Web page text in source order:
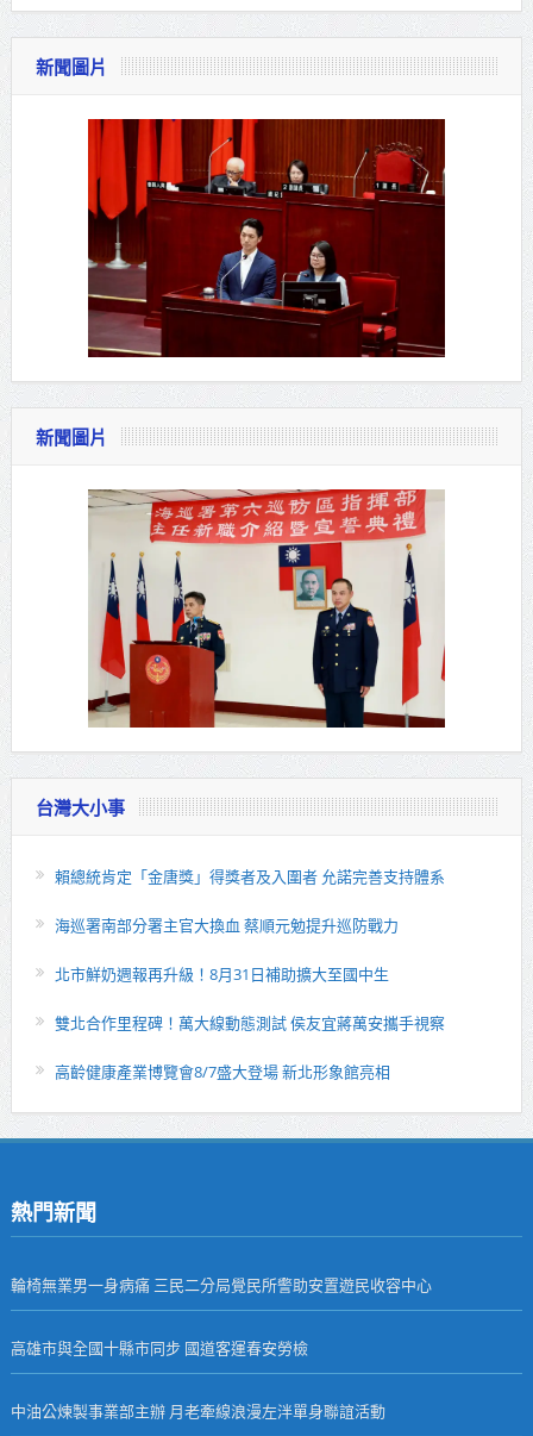
新聞圖片
新聞圖片
台灣大小事
賴總統肯定「金唐獎」得獎者及入圍者 允諾完善支持體系
海巡署南部分署主官大換血 蔡順元勉提升巡防戰力
北市鮮奶週報再升級！8月31日補助擴大至國中生
雙北合作里程碑！萬大線動態測試 侯友宜蔣萬安攜手視察
高齡健康產業博覽會8/7盛大登場 新北形象館亮相
熱門新聞
輪椅無業男一身病痛 三民二分局覺民所警助安置遊民收容中心
高雄市與全國十縣市同步 國道客運春安勞檢
中油公煉製事業部主辦 月老牽線浪漫左泮單身聯誼活動